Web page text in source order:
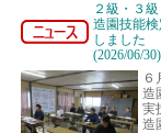
２級・３
造園技能
しました
(2026/06/30)
６
造
実
造